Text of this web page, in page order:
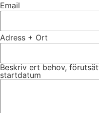
Email
Adress + Ort
Beskriv ert behov,
startdatum